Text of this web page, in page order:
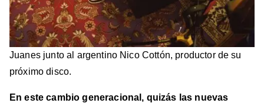
Juanes junto al argentino Nico Cottón, productor de su
próximo disco.
En este cambio generacional, quizás las nuevas